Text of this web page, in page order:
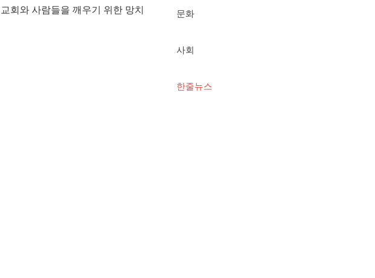
문화
사회
한줄뉴스
회와 사람들을 깨우기 위한 망치